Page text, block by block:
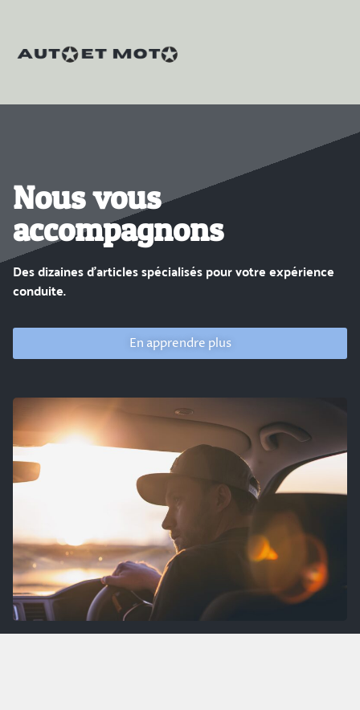
Nous vous
accompagnons
Des dizaines d’articles spécialisés pour votre expérience
conduite.
En apprendre plus